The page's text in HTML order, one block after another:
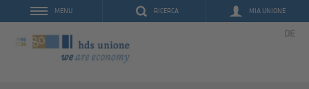
RICERCA MIA UNIONE
MENU
DE